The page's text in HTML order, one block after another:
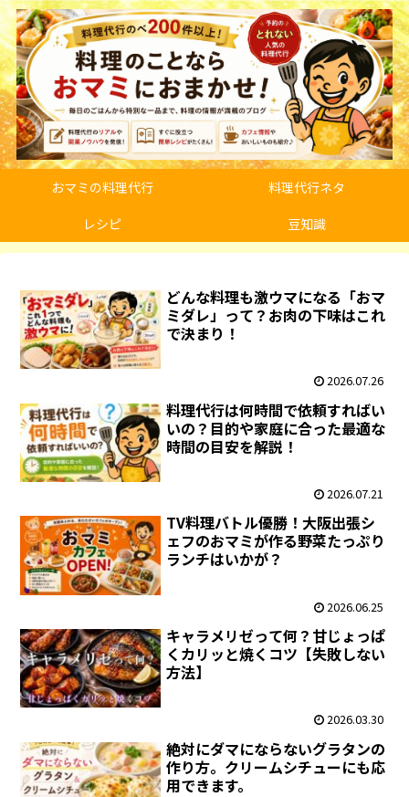
おマミの料理代行
料理代行ネタ
レシピ
豆知識
どんな料理も激ウマになる「おマ
ミダレ」って？お肉の下味はこれ
で決まり！
2026.07.26
料理代行は何時間で依頼すればい
いの？目的や家庭に合った最適な
時間の目安を解説！
2026.07.21
TV料理バトル優勝！大阪出張シ
ェフのおマミが作る野菜たっぷり
ランチはいかが？
2026.06.25
キャラメリゼって何？甘じょっぱ
くカリッと焼くコツ【失敗しない
方法】
2026.03.30
絶対にダマにならないグラタンの
作り方。クリームシチューにも応
用できます。